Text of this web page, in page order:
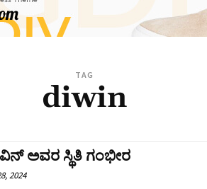
TAG
diwin
ಅವರ ಸ್ಥಿತಿ ಗಂಭೀರ
2024